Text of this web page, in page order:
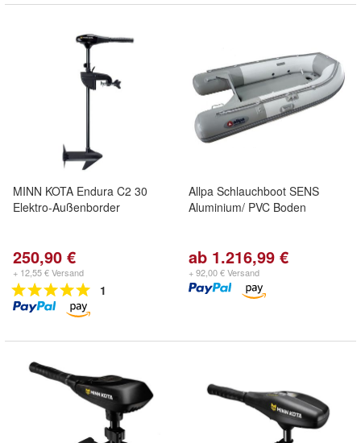
MINN KOTA Endura C2 30
Elektro-Außenborder
250,90 €
+ 12,55 € Versand
1
Allpa Schlauchboot SENS
Aluminium/ PVC Boden
ab 1.216,99 €
+ 92,00 € Versand